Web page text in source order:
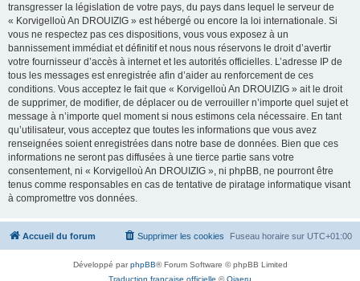
transgresser la législation de votre pays, du pays dans lequel le serveur de
« Korvigelloù An DROUIZIG » est hébergé ou encore la loi internationale. Si
vous ne respectez pas ces dispositions, vous vous exposez à un
bannissement immédiat et définitif et nous nous réservons le droit d’avertir
votre fournisseur d’accès à internet et les autorités officielles. L’adresse IP de
tous les messages est enregistrée afin d’aider au renforcement de ces
conditions. Vous acceptez le fait que « Korvigelloù An DROUIZIG » ait le droit
de supprimer, de modifier, de déplacer ou de verrouiller n’importe quel sujet et
message à n’importe quel moment si nous estimons cela nécessaire. En tant
qu’utilisateur, vous acceptez que toutes les informations que vous avez
renseignées soient enregistrées dans notre base de données. Bien que ces
informations ne seront pas diffusées à une tierce partie sans votre
consentement, ni « Korvigelloù An DROUIZIG », ni phpBB, ne pourront être
tenus comme responsables en cas de tentative de piratage informatique visant
à compromettre vos données.
Accueil du forum Fuseau horaire sur UTC+01:00
Supprimer les cookies
Développé parphpBB® Forum Software © phpBB Limited
Traduction française officielle ©Qiaeru